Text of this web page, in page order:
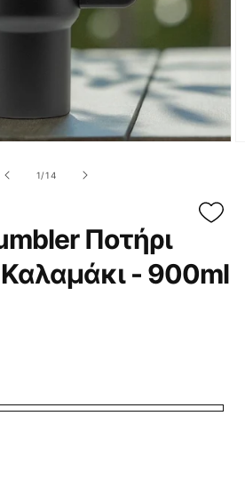
1/από
14
Ποτήρι
- 900ml